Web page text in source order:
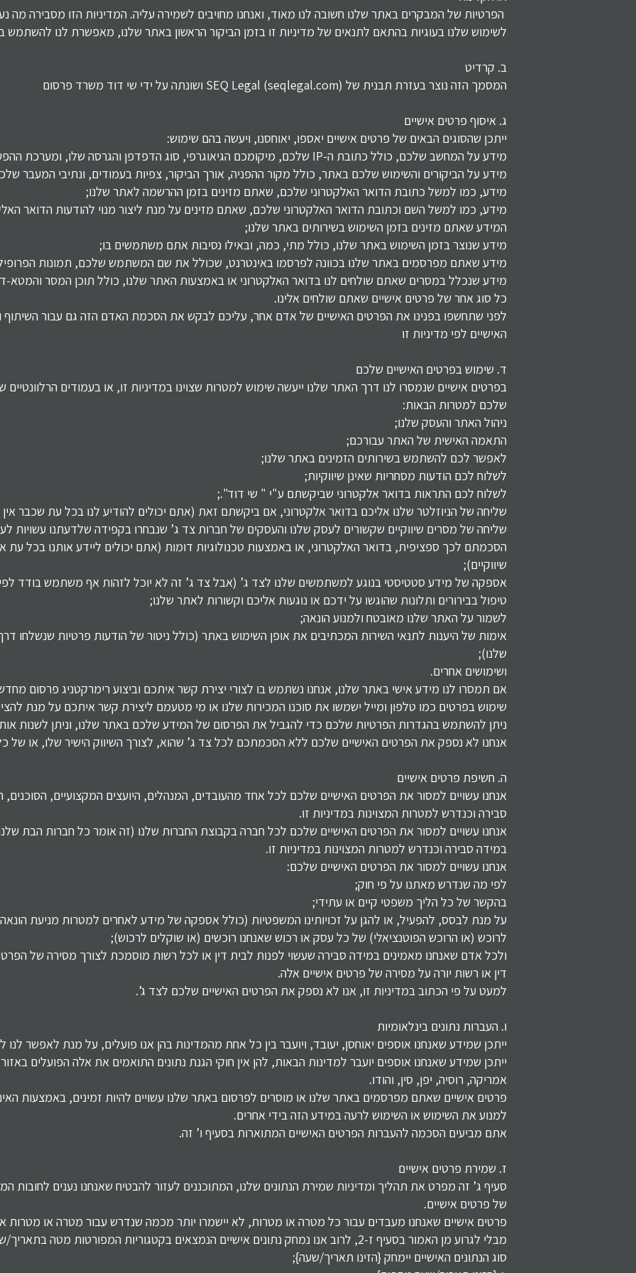
הפרטיות של המבקרים באתר שלנו חשובה לנו מאוד, ואנחנו מחויבים לשמירה עליה. המדיניות הזו מסבירה
לשימוש שלנו בעוגיות בהתאם לתנאים של מדיניות זו בזמן הביקור הראשון באתר שלנו, מאפשרת לנו
ב. קרדיט
המסמך הזה נוצר בעזרת תבנית של SEQ Legal (seqlegal.com) ושונתה על ידי שי דוד משרד פרסום
ג. איסוף פרטים אישיים
ייתכן שהסוגים הבאים של פרטים אישיים יאספו, יאוחסנו, ויעשה בהם שימוש:
מידע על המחשב שלכם, כולל כתובת ה-IP שלכם, מיקומכם הגיאוגרפי, סוג הדפדפן והגרסה שלו, ומערכת ההפעלה;
מידע על הביקורים והשימוש שלכם באתר, כולל מקור ההפניה, אורך הביקור, צפיות בעמודים, ונתיבי המעבר
מידע, כמו למשל כתובת הדואר האלקטרוני שלכם, שאתם מזינים בזמן ההרשמה לאתר שלנו;
מידע, כמו למשל השם וכתובת הדואר האלקטרוני שלכם, שאתם מזינים על מנת ליצור מנוי להודעות הדואר
המידע שאתם מזינים בזמן השימוש בשירותים באתר שלנו;
מידע שנוצר בזמן השימוש באתר שלנו, כולל מתי, כמה, ובאילו נסיבות אתם משתמשים בו;
מידע שאתם מפרסמים באתר שלנו בכוונה לפרסמו באינטרנט, שכולל את שם המשתמש שלכם, תמונות
מידע שנכלל במסרים שאתם שולחים לנו בדואר האלקטרוני או באמצעות האתר שלנו, כולל תוכן המסר
כל סוג אחר של פרטים אישיים שאתם שולחים אלינו.
לפני שתחשפו בפנינו את הפרטים האישיים של אדם אחר, עליכם לבקש את הסכמת האדם הזה גם עבור השיתוף
האישיים לפי מדיניות זו
ד. שימוש בפרטים האישיים שלכם
בפרטים אישיים שנמסרו לנו דרך האתר שלנו ייעשה שימוש למטרות שצוינו במדיניות זו, או בעמודים
שלכם למטרות הבאות:
ניהול האתר והעסק שלנו;
התאמה האישית של האתר עבורכם;
לאפשר לכם להשתמש בשירותים הזמינים באתר שלנו;
לשלוח לכם הודעות מסחריות שאינן שיווקיות;
לשלוח לכם התראות בדואר אלקטרוני שביקשתם ע"י " שי דוד".;
שליחה של הניוזלטר שלנו אליכם בדואר אלקטרוני, אם ביקשתם זאת (אתם יכולים להודיע לנו בכל עת שכבר אין
שליחה של מסרים שיווקיים שקשורים לעסק שלנו והעסקים של חברות צד ג’ שנבחרו בקפידה שלדעתנו עשויות
הסכמתם לכך ספציפית, בדואר האלקטרוני, או באמצעות טכנולוגיות דומות (אתם יכולים ליידע אותנו בכל עת
שיווקיים);
אספקה של מידע סטטיסטי בנוגע למשתמשים שלנו לצד ג’ (אבל צד ג’ זה לא יוכל לזהות אף משתמש בודד
טיפול בבירורים ותלונות שהוגשו על ידכם או נוגעות אליכם וקשורות לאתר שלנו;
לשמור על האתר שלנו מאובטח ולמנוע הונאה;
אימות של היענות לתנאי השירות המכתיבים את אופן השימוש באתר (כולל ניטור של הודעות פרטיות שנשלחו
שלנו);
ושימושים אחרים.
אם תמסרו לנו מידע אישי באתר שלנו, אנחנו נשתמש בו לצורי יצירת קשר איתכם וביצוע רימרקטניג פרסום
שימוש בפרטים כמו טלפון ומייל ישמשו את סוכנו המכירות שלנו או מי מטעמם ליצירת קשר איתכם על מנת
ניתן להשתמש בהגדרות הפרטיות שלכם כדי להגביל את הפרסום של המידע שלכם באתר שלנו, וניתן לשנות
אנחנו לא נספק את הפרטים האישיים שלכם ללא הסכמתכם לכל צד ג’ שהוא, לצורך השיווק הישיר שלו, או של
ה. חשיפת פרטים אישיים
אנחנו עשויים למסור את הפרטים האישיים שלכם לכל אחד מהעובדים, המנהלים, היועצים המקצועיים,
סבירה וכנדרש למטרות המצוינות במדיניות זו.
אנחנו עשויים למסור את הפרטים האישיים שלכם לכל חברה בקבוצת החברות שלנו (זה אומר כל חברות הבת
במידה סבירה וכנדרש למטרות המצוינות במדיניות זו.
אנחנו עשויים למסור את הפרטים האישיים שלכם:
לפי מה שנדרש מאתנו על פי חוק;
בהקשר של כל הליך משפטי קיים או עתידי;
על מנת לבסס, להפעיל, או להגן על זכויותינו המשפטיות (כולל אספקה של מידע לאחרים למטרות מניעת
לרוכש (או הרוכש הפוטנציאלי) של כל עסק או רכוש שאנחנו רוכשים (או שוקלים לרכוש);
ולכל אדם שאנחנו מאמינים במידה סבירה שעשוי לפנות לבית דין או לכל רשות מוסמכת לצורך מסירה של
דין או רשות יורה על מסירה של פרטים אישיים אלה.
למעט על פי הכתוב במדיניות זו, אנו לא נספק את הפרטים האישיים שלכם לצד ג’.
ו. העברות נתונים בינלאומיות
ייתכן שמידע שאנחנו אוספים יאוחסן, יעובד, ויועבר בין כל אחת מהמדינות בהן אנו פועלים, על מנת לאפשר
ייתכן שמידע שאנחנו אוספים יועבר למדינות הבאות, להן אין חוקי הגנת נתונים התואמים את אלה הפועלים
אמריקה, רוסיה, יפן, סין, והודו.
פרטים אישיים שאתם מפרסמים באתר שלנו או מוסרים לפרסום באתר שלנו עשויים להיות זמינים, באמצעות
למנוע את השימוש או השימוש לרעה במידע הזה בידי אחרים.
אתם מביעים הסכמה להעברות הפרטים האישיים המתוארות בסעיף ו’ זה.
ז. שמירת פרטים אישיים
סעיף ג’ זה מפרט את תהליך ומדיניות שמירת הנתונים שלנו, המתוכננים לעזור להבטיח שאנחנו נענים לחובות
של פרטים אישיים.
פרטים אישיים שאנחנו מעבדים עבור כל מטרה או מטרות, לא יישמרו יותר מכמה שנדרש עבור מטרה או מטרות
מבלי לגרוע מן האמור בסעיף ז-2, לרוב אנו נמחק נתונים אישיים הנמצאים בקטגוריות המפורטות מטה בתאריך/שעה המפורטים מטה:
סוג הנתונים האישיים יימחק {הזינו תאריך/שעה};